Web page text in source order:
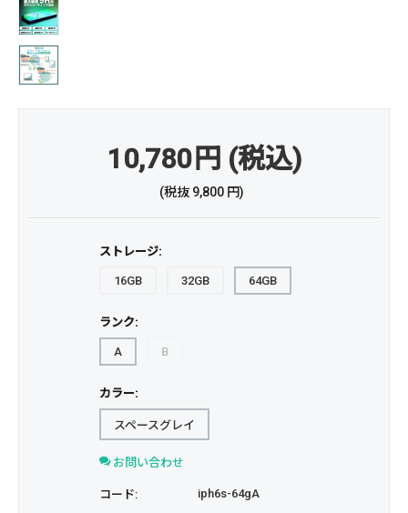
10,780 円 (税込)
(税抜 9,800 円)
ストレージ:
16GB 32GB 64GB
ランク:
A B
カラー:
スペースグレイ
お問い合わせ
コード: iph6s-64gA